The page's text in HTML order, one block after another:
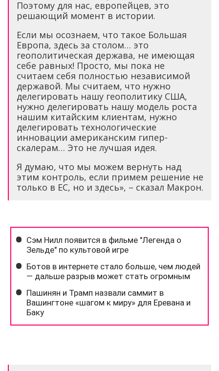
Поэтому для нас, европейцев, это
решающий момент в истории.
Если мы осознаем, что такое Большая
Европа, здесь за столом… это
геополитическая держава, не имеющая
себе равных! Просто, мы пока не
считаем себя полностью независимой
державой. Мы считаем, что нужно
делегировать нашу геополитику США,
нужно делегировать нашу модель роста
нашим китайским клиентам, нужно
делегировать технологические
инновации американским гипер-
скалерам… Это не лучшая идея.
Я думаю, что мы можем вернуть над
этим контроль, если примем решение не
только в ЕС, но и здесь», – сказал Макрон.